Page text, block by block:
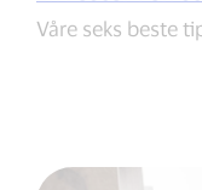
Våre seks beste